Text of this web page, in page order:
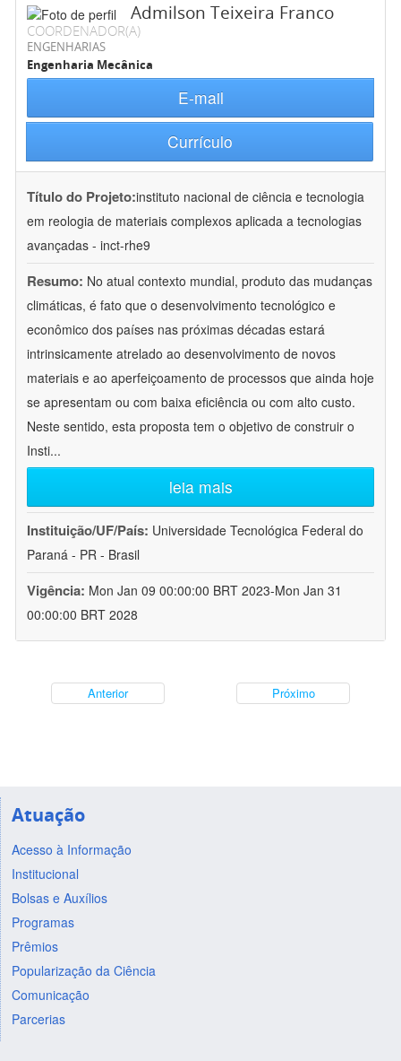
Admilson Teixeira Franco
COORDENADOR(A)
ENGENHARIAS
Engenharia Mecânica
E-mail
Currículo
Título do Projeto:instituto nacional de ciência e tecnologia
em reologia de materiais complexos aplicada a tecnologias
avançadas - inct-rhe9
Resumo: No atual contexto mundial, produto das mudanças
climáticas, é fato que o desenvolvimento tecnológico e
econômico dos países nas próximas décadas estará
intrinsicamente atrelado ao desenvolvimento de novos
materiais e ao aperfeiçoamento de processos que ainda hoje
se apresentam ou com baixa eficiência ou com alto custo.
Neste sentido, esta proposta tem o objetivo de construir o
Insti...
leia mais
Instituição/UF/País: Universidade Tecnológica Federal do
Paraná - PR - Brasil
Vigência: Mon Jan 09 00:00:00 BRT 2023-Mon Jan 31
00:00:00 BRT 2028
Anterior Próximo
Atuação
Acesso à Informação
Institucional
Bolsas e Auxílios
Programas
Prêmios
Popularização da Ciência
Comunicação
Parcerias